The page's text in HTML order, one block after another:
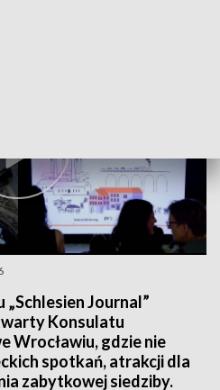
Journal”
Konsulatu
Wrocławiu, gdzie nie
spotkań, atrakcji dla
zabytkowej siedziby.